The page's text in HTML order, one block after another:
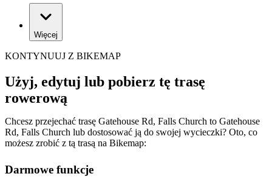
Więcej
KONTYNUUJ Z BIKEMAP
Użyj, edytuj lub pobierz tę trasę
rowerową
Chcesz przejechać trasę Gatehouse Rd, Falls Church to Gatehouse
Rd, Falls Church lub dostosować ją do swojej wycieczki? Oto, co
możesz zrobić z tą trasą na Bikemap:
Darmowe funkcje